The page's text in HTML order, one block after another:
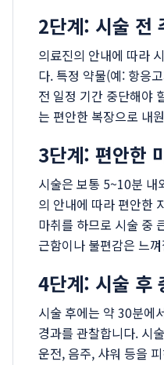
2단계: 시술 전
의료진의 안내에 따라
다. 특정 약물(예: 항응
전 일정 기간 중단해야
는 편안한 복장으로 내
3단계: 편안한
시술은 보통 5~10분 내
의 안내에 따라 편안한
마취를 하므로 시술 중
근함이나 불편감은 느
4단계: 시술 후
시술 후에는 약 30분에
경과를 관찰합니다. 시
운전, 음주, 샤워 등을